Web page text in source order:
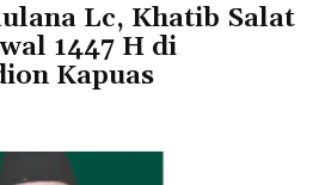
Lc, Khatib Salat
1447 H di
Kapuas